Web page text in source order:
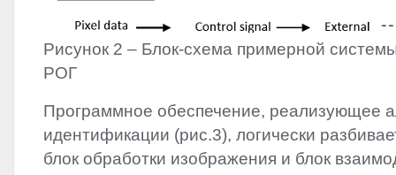
Рисунок 2 – Блок-схема примерной
РОГ
Программное обеспечение, реализующее
идентификации (рис.3), логически
блок обработки изображения и блок